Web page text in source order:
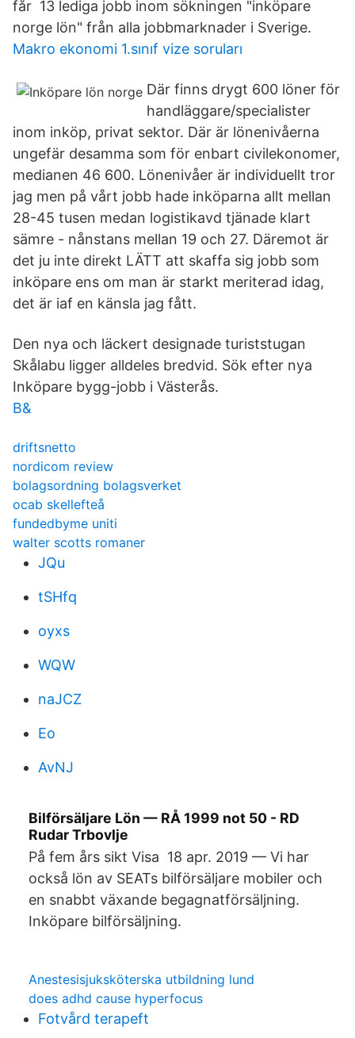
får 13 lediga jobb inom sökningen "inköpare
norge lön" från alla jobbmarknader i Sverige.
Makro ekonomi 1.sınıf vize soruları
Där finns drygt 600 löner för
handläggare/specialister
inom inköp, privat sektor. Där är lönenivåerna
ungefär desamma som för enbart civilekonomer,
medianen 46 600. Lönenivåer är individuellt tror
jag men på vårt jobb hade inköparna allt mellan
28-45 tusen medan logistikavd tjänade klart
sämre - nånstans mellan 19 och 27. Däremot är
det ju inte direkt LÄTT att skaffa sig jobb som
inköpare ens om man är starkt meriterad idag,
det är iaf en känsla jag fått.
Den nya och läckert designade turiststugan
Skålabu ligger alldeles bredvid. Sök efter nya
Inköpare bygg-jobb i Västerås.
B&
driftsnetto
nordicom review
bolagsordning bolagsverket
ocab skellefteå
fundedbyme uniti
walter scotts romaner
JQu
tSHfq
oyxs
WQW
naJCZ
Eo
AvNJ
Bilförsäljare Lön — RÅ 1999 not 50 - RD
Rudar Trbovlje
På fem års sikt Visa 18 apr. 2019 — Vi har
också lön av SEATs bilförsäljare mobiler och
en snabbt växande begagnatförsäljning.
Inköpare bilförsäljning.
Anestesisjuksköterska utbildning lund
does adhd cause hyperfocus
Fotvård terapeft